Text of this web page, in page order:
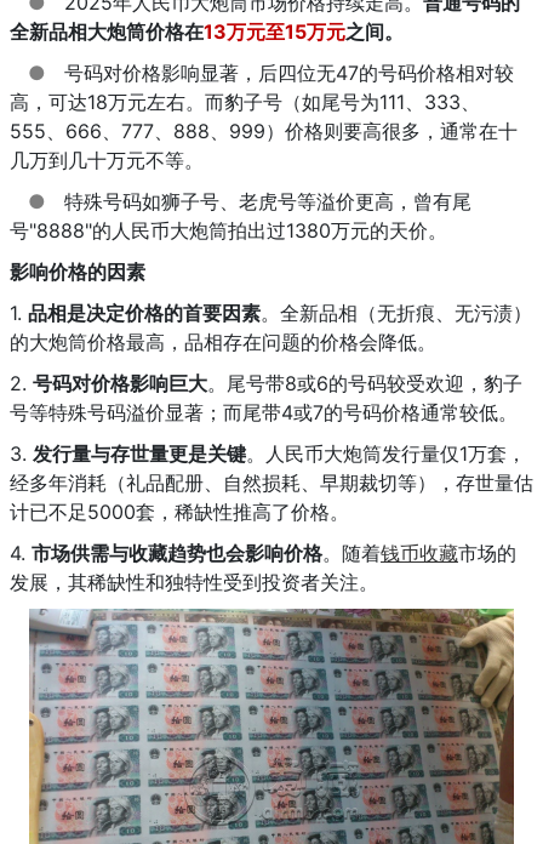
全新品相大炮筒价格在13万元至15万元之间。
● 号码对价格影响显著，后四位无47的号码价格相对较
高，可达18万元左右。而豹子号（如尾号为111、333、
555、666、777、888、999）价格则要高很多，通常在十
几万到几十万元不等。
● 特殊号码如狮子号、老虎号等溢价更高，曾有尾
号"8888"的人民币大炮筒拍出过1380万元的天价。
影响价格的因素
1. 品相是决定价格的首要因素。全新品相（无折痕、无污渍）
的大炮筒价格最高，品相存在问题的价格会降低。
2. 号码对价格影响巨大。尾号带8或6的号码较受欢迎，豹子
号等特殊号码溢价显著；而尾带4或7的号码价格通常较低。
3. 发行量与存世量更是关键。人民币大炮筒发行量仅1万套，
经多年消耗（礼品配册、自然损耗、早期裁切等），存世量估
计已不足5000套，稀缺性推高了价格。
4. 市场供需与收藏趋势也会影响价格。随着钱币收藏市场的
发展，其稀缺性和独特性受到投资者关注。